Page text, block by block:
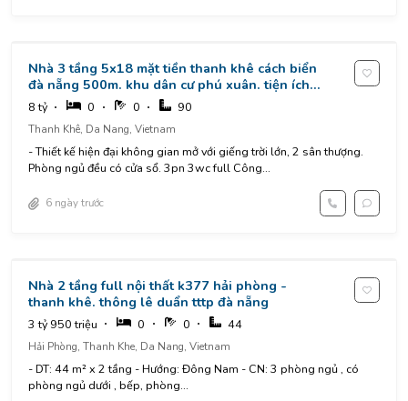
Nhà 3 tầng 5x18 mặt tiền thanh khê cách biển
đà nẵng 500m. khu dân cư phú xuân. tiện ích
vô vàn.
8 tỷ 0 0 90
Thanh Khê, Da Nang, Vietnam
- Thiết kế hiện đại không gian mở với giếng trời lớn, 2 sân thượng.
Phòng ngủ đều có cửa sổ. 3pn 3wc full Công...
6 ngày trước
Nhà 2 tầng full nội thất k377 hải phòng -
thanh khê. thông lê duẩn tttp đà nẵng
3 tỷ 950 triệu 0 0 44
Hải Phòng, Thanh Khe, Da Nang, Vietnam
- DT: 44 m² x 2 tầng - Hướng: Đông Nam - CN: 3 phòng ngủ , có
phòng ngủ dưới , bếp, phòng...